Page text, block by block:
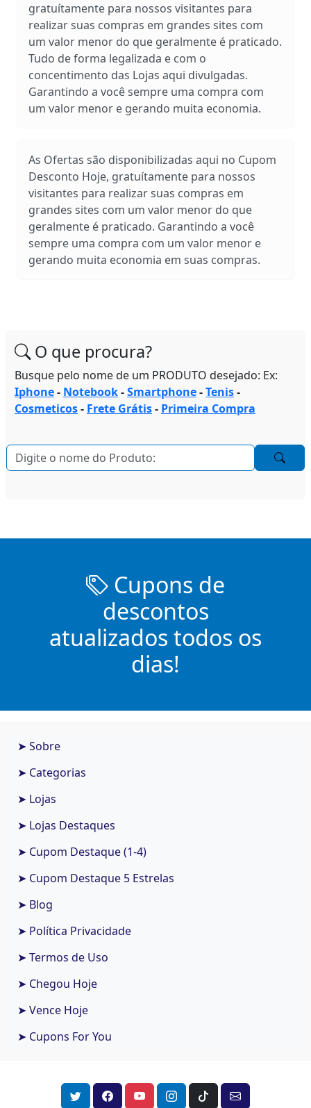
gratuítamente para nossos visitantes para
realizar suas compras em grandes sites com
um valor menor do que geralmente é praticado.
Tudo de forma legalizada e com o
concentimento das Lojas aqui divulgadas.
Garantindo a você sempre uma compra com
um valor menor e gerando muita economia.
As Ofertas são disponibilizadas aqui no Cupom
Desconto Hoje, gratuítamente para nossos
visitantes para realizar suas compras em
grandes sites com um valor menor do que
geralmente é praticado. Garantindo a você
sempre uma compra com um valor menor e
gerando muita economia em suas compras.
O que procura?
Busque pelo nome de um PRODUTO desejado: Ex:
Iphone- Notebook-Smartphone-Tenis-
Cosmeticos- Frete Grátis- Primeira Compra
Cupons de
descontos
atualizados todos os
dias!
➤ Sobre
➤ Categorias
➤ Lojas
➤ Lojas Destaques
➤ Cupom Destaque (1-4)
➤ Cupom Destaque 5 Estrelas
➤ Blog
➤ Política Privacidade
➤ Termos de Uso
➤ Chegou Hoje
➤ Vence Hoje
➤ Cupons For You